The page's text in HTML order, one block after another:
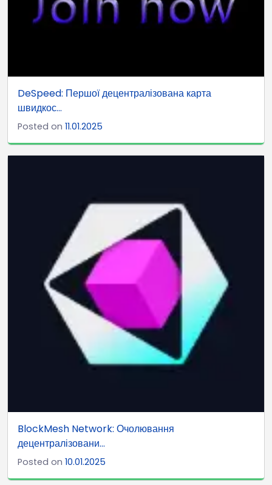
DeSpeed: Першої децентралізована карта
швидкос...
Posted on 11.01.2025
BlockMesh Network: Очолювання
децентралізовани...
Posted on 10.01.2025